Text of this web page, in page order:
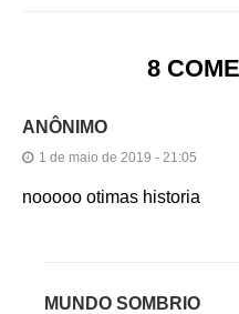
8
ANÔNIMO
1 de maio de 2019 - 21:05
nooooo otimas historia
MUNDO SOMBRIO